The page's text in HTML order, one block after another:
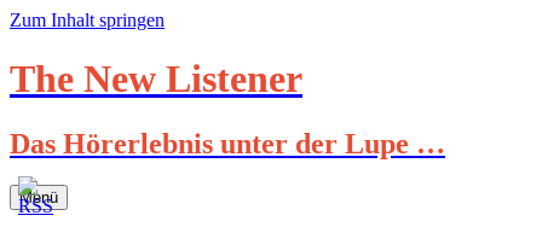
Zum Inhalt springen
The New Listener
Das Hörerlebnis unter der Lupe …
Menü